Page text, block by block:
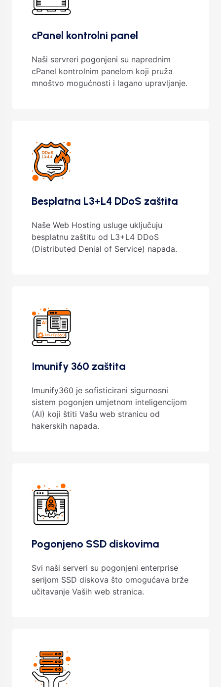
cPanel kontrolni panel
Naši servreri pogonjeni su naprednim
cPanel kontrolnim panelom koji pruža
mnoštvo mogućnosti i lagano upravljanje.
Besplatna L3+L4 DDoS zaštita
Naše Web Hosting usluge uključuju
besplatnu zaštitu od L3+L4 DDoS
(Distributed Denial of Service) napada.
Imunify 360 zaštita
Imunify360 je sofisticirani sigurnosni
sistem pogonjen umjetnom inteligencijom
(AI) koji štiti Vašu web stranicu od
hakerskih napada.
Pogonjeno SSD diskovima
Svi naši serveri su pogonjeni enterprise
serijom SSD diskova što omogućava brže
učitavanje Vaših web stranica.